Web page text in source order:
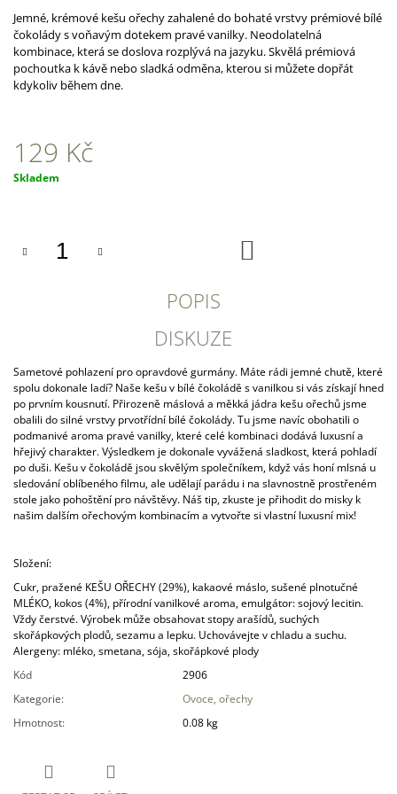
Jemné, krémové kešu ořechy zahalené do bohaté vrstvy prémiové bílé
čokolády s voňavým dotekem pravé vanilky. Neodolatelná
kombinace, která se doslova rozplývá na jazyku. Skvělá prémiová
pochoutka k kávě nebo sladká odměna, kterou si můžete dopřát
kdykoliv během dne.
129 Kč
Měrná
Skladem
POPIS
DISKUZE
Sametové pohlazení pro opravdové gurmány. Máte rádi jemné chutě, které
spolu dokonale ladí? Naše kešu v bílé čokoládě s vanilkou si vás získají hned
po prvním kousnutí. Přirozeně máslová a měkká jádra kešu ořechů jsme
obalili do silné vrstvy prvotřídní bílé čokolády. Tu jsme navíc obohatili o
podmanivé aroma pravé vanilky, které celé kombinaci dodává luxusní a
hřejivý charakter. Výsledkem je dokonale vyvážená sladkost, která pohladí
po duši. Kešu v čokoládě jsou skvělým společníkem, když vás honí mlsná u
sledování oblíbeného filmu, ale udělají parádu i na slavnostně prostřeném
stole jako pohoštění pro návštěvy. Náš tip, zkuste je přihodit do misky k
našim dalším ořechovým kombinacím a vytvořte si vlastní luxusní mix!
Složení:
Cukr, pražené KEŠU OŘECHY (29%), kakaové máslo, sušené plnotučné
MLÉKO, kokos (4%), přírodní vanilkové aroma, emulgátor: sojový lecitin.
Vždy čerstvé. Výrobek může obsahovat stopy arašídů, suchých
skořápkových plodů, sezamu a lepku. Uchovávejte v chladu a suchu.
Alergeny: mléko, smetana, sója, skořápkové plody
Kód
2906
Kategorie:
Ovoce, ořechy
Hmotnost: 0.08 kg
A
J
Í
T
U
Č
U
J
E
M
E
KEŠU
V
S
VANILKOU
129
Kč